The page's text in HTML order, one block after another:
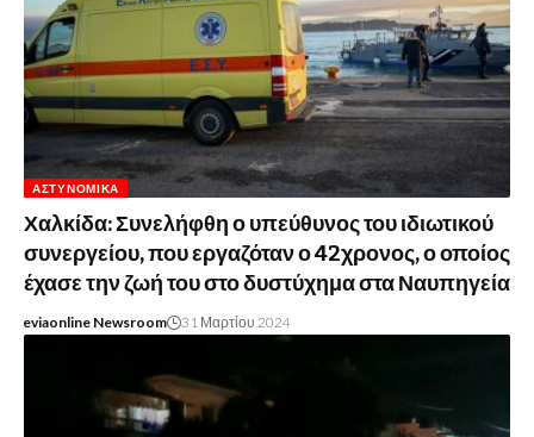
ΑΣΤΥΝΟΜΙΚΆ
Χαλκίδα: Συνελήφθη ο υπεύθυνος του ιδιωτικού
συνεργείου, που εργαζόταν ο 42χρονος, ο οποίος
έχασε την ζωή του στο δυστύχημα στα Ναυπηγεία
eviaonline Newsroom 31 Μαρτίου 2024